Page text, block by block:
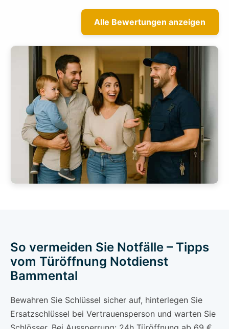
Alle Bewertungen anzeigen
So vermeiden Sie Notfälle – Tipps
vom Türöffnung Notdienst
Bammental
Bewahren Sie Schlüssel sicher auf, hinterlegen Sie
Ersatzschlüssel bei Vertrauensperson und warten Sie